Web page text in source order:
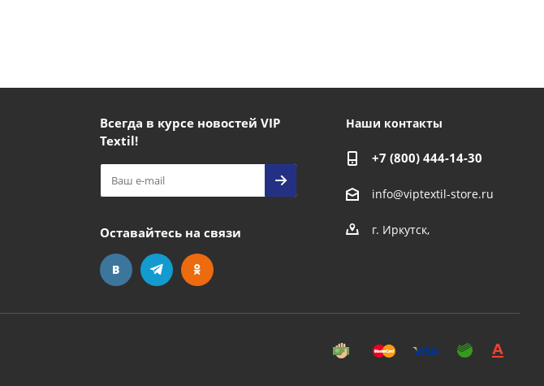
Всегда в курсе новостей VIP
Textil!
Оставайтесь на связи
Наши контакты
+7 (800) 444-14-30
info@viptextil-store.ru
г. Иркутск,